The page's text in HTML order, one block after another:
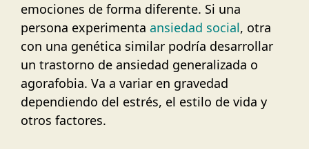
emociones de forma diferente. Si una
persona experimenta ansiedad social, otra
con una genética similar podría desarrollar
un trastorno de ansiedad generalizada o
agorafobia. Va a variar en gravedad
dependiendo del estrés, el estilo de vida y
otros factores.